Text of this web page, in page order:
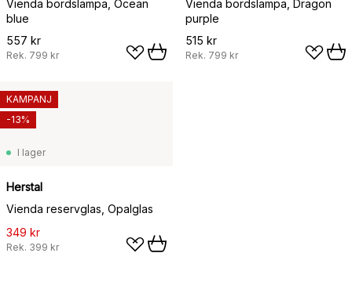
Vienda bordslampa, Ocean
blue
557 kr
Rek. 799 kr
Vienda bordslampa, Dragon
purple
515 kr
Rek. 799 kr
I lager
Herstal
Vienda reservglas, Opalglas
349 kr
Rek. 399 kr
KAMPANJ
-13%